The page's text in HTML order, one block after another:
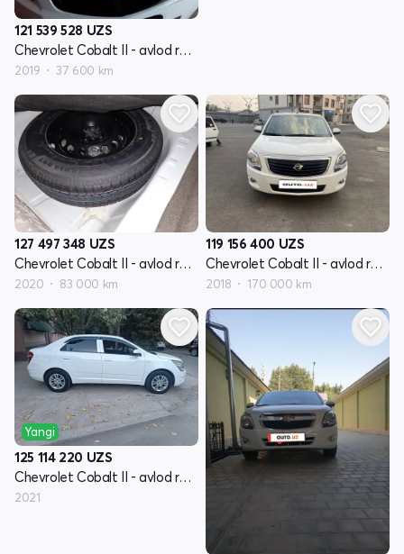
121 539 528 UZS
Chevrolet Cobalt II - avlod restyling
2019 37 600 km
127 497 348 UZS
Chevrolet Cobalt II - avlod restyling
2020 83 000 km
119 156 400 UZS
Chevrolet Cobalt II - avlod restyling
2018 170 000 km
Yangi
125 114 220 UZS
Chevrolet Cobalt II - avlod restyling
2021